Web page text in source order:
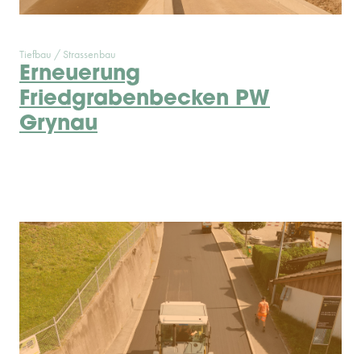
Tiefbau / Strassenbau
Erneuerung
Friedgrabenbecken PW
Grynau